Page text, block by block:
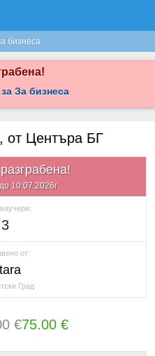
бизнеса
За бизнеса
от Центъра БГ
10.07.2026г
3
от:
Град
€75.00 €